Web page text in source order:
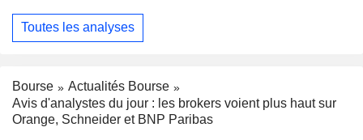
Toutes les analyses
Bourse
Actualités Bourse
Avis d'analystes du jour : les brokers voient plus haut sur
Orange, Schneider et BNP Paribas